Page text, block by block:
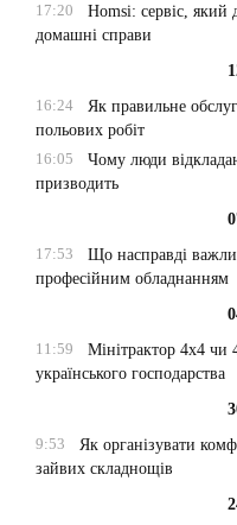
17:20
Homsi: сервіс, який
домашні справи
16:24
Як правильне
польових робіт
16:05
Чому люди
призводить
17:53
Що насправді
професійним обладнанням
11:59
Мінітрактор 4х4 чи
українського господарства
9:53
Як організувати
зайвих складнощів